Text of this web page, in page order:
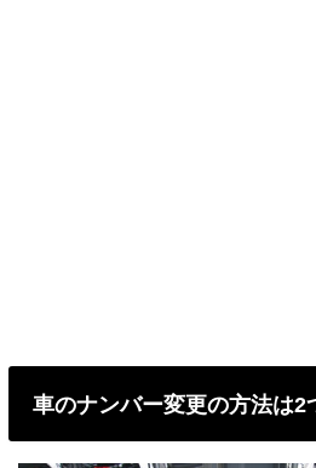
車のナンバー変更の方法は2